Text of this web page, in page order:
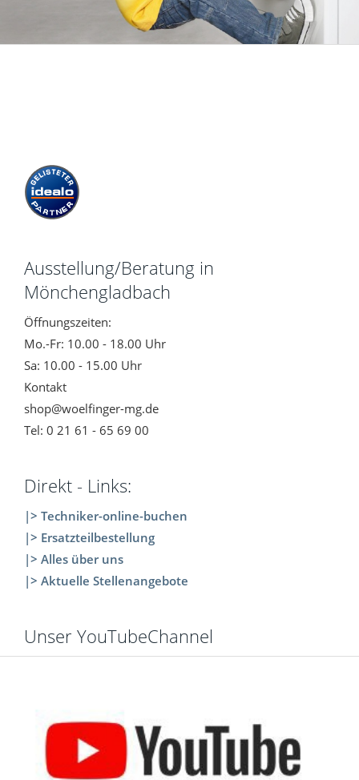
Ausstellung/Beratung in
Mönchengladbach
Öffnungszeiten:
Mo.-Fr: 10.00 - 18.00 Uhr
Sa: 10.00 - 15.00 Uhr
Kontakt
shop@woelfinger-mg.de
Tel: 0 21 61 - 65 69 00
Direkt - Links:
|> Techniker-online-buchen
|> Ersatzteilbestellung
|> Alles über uns
|> Aktuelle Stellenangebote
Unser YouTubeChannel